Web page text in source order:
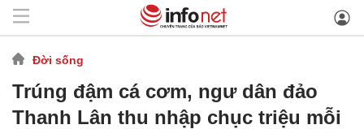
Đời sống
Trúng đậm cá cơm, ngư dân đảo
Thanh Lân thu nhập chục triệu mỗi